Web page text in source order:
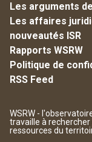
Les arguments
Les affaires
nouveautés ISR
Rapports WSRW
Politique de
RSS Feed
WSRW -
travaille à
ressources du